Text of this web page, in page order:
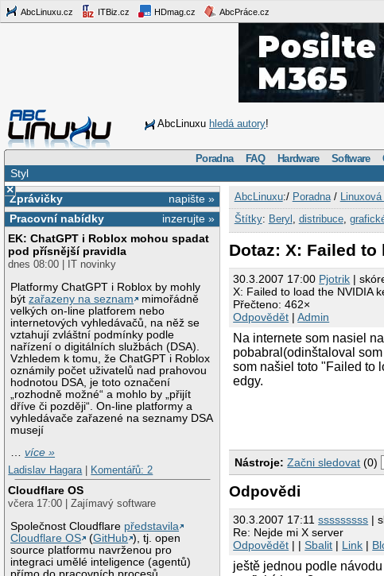
AbcLinuxu.cz ITBiz.cz HDmag.cz AbcPráce.cz
AbcLinuxu hledá autory!
Poradna FAQ Hardware Software
Styl
×
napište »
Zprávičky
inzerujte »
Pracovní nabídky
EK: ChatGPT i Roblox mohou spadat
pod přísnější pravidla
dnes 08:00 | IT novinky
Platformy ChatGPT i Roblox by mohly
býtzařazeny na seznam
mimořádně
velkých on-line platforem nebo
internetových vyhledávačů, na něž se
vztahují zvláštní podmínky podle
nařízení o digitálních službách (DSA).
Vzhledem k tomu, že ChatGPT i Roblox
oznámily počet uživatelů nad prahovou
hodnotou DSA, je toto označení
„rozhodně možné“ a mohlo by „přijít
dříve či později“. On-line platformy a
vyhledávače zařazené na seznamy DSA
musejí
…více »
Ladislav Hagara
Komentářů: 2
Cloudflare OS
včera 17:00 | Zajímavý software
Společnost Cloudflare představila
Cloudflare OS
(GitHub ), tj. open
source platformu navrženou pro
integraci umělé inteligence (agentů)
AbcLinuxu:/ Poradna/
Štítky: Beryl distribuce,
Dotaz: X: Failed to
30.3.2007 17:00 Pjotrik |
X: Failed to load the NVIDIA
Přečteno: 462×
Odpovědět |Admin
Na internete som nasiel
pobabral(odinštaloval
som našiel toto "Failed to
edgy.
Nástroje: Začni sledovat (0)
Odpovědi
30.3.2007 17:11sssssssss |
Re: Nejde mi X server
Odpovědět | |Sbalit | Link |
ještě jednou podle